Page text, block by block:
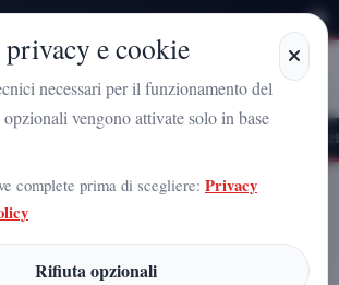
l'uomo che sta costruendo il radicamento del
il peso determinante della struttura partitica
privacy e cookie
necessari per il funzionamento del
vengono attivate solo in base
complete prima di scegliere: Privacy
Rifiuta opzionali